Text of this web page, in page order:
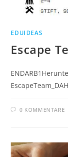
EDUIDEAS
Escape
0 KOMMENTARE